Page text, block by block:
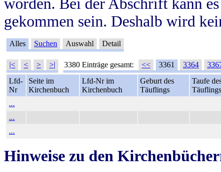
worden. Bei der Abschrift kann
gekommen sein. Deshalb wird
Alles Suchen Auswahl Detail
|< < > >| 3380 Einträge gesamt: << 3361 3364
Lfd-
Nr
Seite im
Kirchenbuch
Lfd-Nr im
Kirchenbuch
Geburt des
Täuflings
Taufe
Täuflings
...
...
...
Hinweise zu den